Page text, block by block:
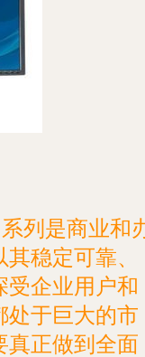
列是商业和
稳定可靠、
受企业用户和
处于巨大的市
真正做到全面